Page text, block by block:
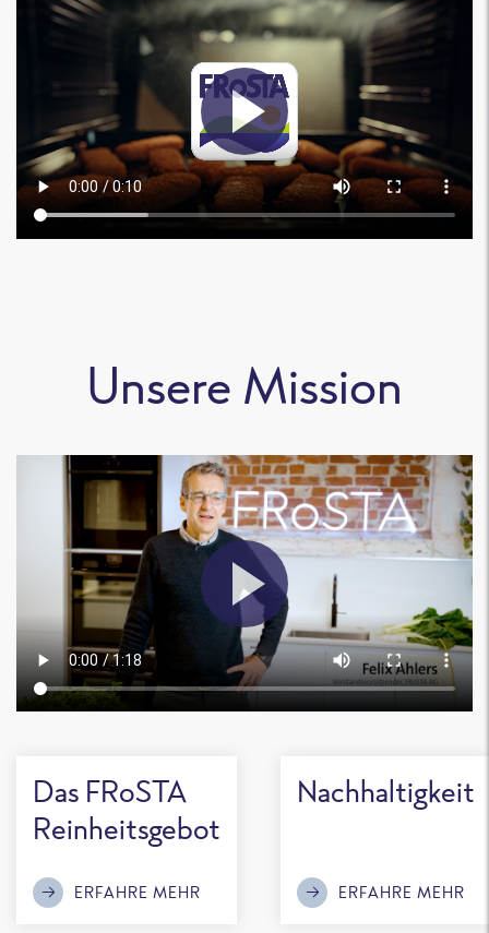
Unsere Mission
Das FRoSTA
Reinheitsgebot
ERFAHRE MEHR
Nachhaltigkeit
ERFAHRE MEHR